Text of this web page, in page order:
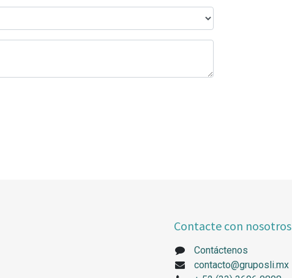
Contacte con nosotros
Contáctenos
contacto@gruposli.mx